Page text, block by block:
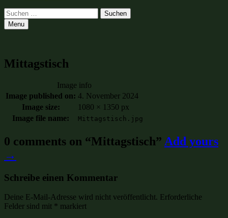
Search
Suchen
nach:
Menu
Mittagstisch
Image info
Image published on: 4. November 2024
Image size:
1080 × 1350 px
Image file name:
Mittagstisch.jpg
0 comments on “Mittagstisch” Add yours
→
Schreibe einen Kommentar
Deine E-Mail-Adresse wird nicht veröffentlicht. Erforderliche
Felder sind mit * markiert